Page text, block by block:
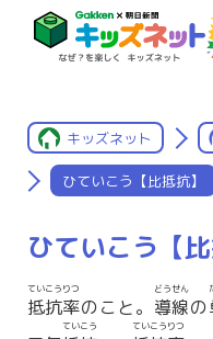
キッズネット
ひていこう【比抵抗】
ひていこう【比
抵抗率
ていこうりつ
のこと。 導線
どうせん
の
ていこう ていこうりつ